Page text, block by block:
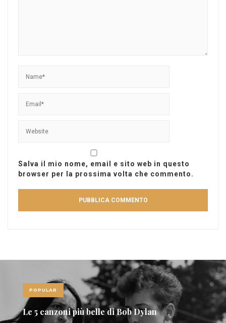
Salva il mio nome, email e sito web in questo
browser per la prossima volta che commento.
POPULAR
Le 5 canzoni più belle di Bob Dylan